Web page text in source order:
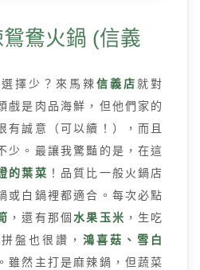
鴦火鍋 (信義
擇少？來馬辣信義店就對
戲是肉品海鮮，但他們家的
有誠意（可以續！），而且
少。最讓我驚豔的是，在這
的葉菜 ！品質比一般火鍋店
或白鍋裡都適合。每次必點
，還有那個水果玉米 ，生吃
盤也很讚，鴻喜菇、雪白
雖然主打是麻辣鍋，但蔬菜